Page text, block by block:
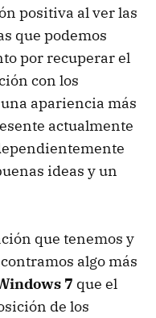
positiva al ver las
que podemos
por recuperar el
con los
apariencia más
actualmente
ideas y un
que tenemos y
algo más
7 que el
de los